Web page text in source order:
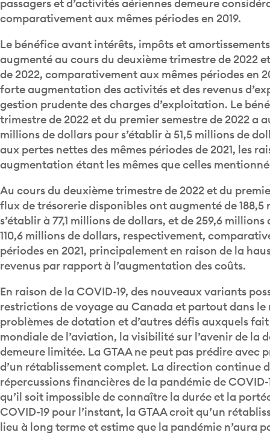
passagers et d’activités aériennes demeure
comparativement aux mêmes périodes en 2019.
Le bénéfice avant intérêts, impôts et
augmenté au cours du deuxième trimestre de 2022
de 2022, comparativement aux mêmes périodes en
forte augmentation des activités et des revenus
gestion prudente des charges d’exploitation. Le
trimestre de 2022 et du premier semestre de 2022 a
millions de dollars pour s’établir à 51,5 millions de
aux pertes nettes des mêmes périodes de 2021, les
augmentation étant les mêmes que celles
Au cours du deuxième trimestre de 2022 et du
flux de trésorerie disponibles ont augmenté de
s’établir à 77,1 millions de dollars, et de 259,6
110,6 millions de dollars, respectivement,
périodes en 2021, principalement en raison de la
revenus par rapport à l’augmentation des coûts.
En raison de la COVID-19, des nouveaux variants
restrictions de voyage au Canada et partout dans le
problèmes de dotation et d’autres défis auxquels
mondiale de l’aviation, la visibilité sur l’avenir de la
demeure limitée. La GTAA ne peut pas prédire avec
d’un rétablissement complet. La direction continue
répercussions financières de la pandémie de
qu’il soit impossible de connaître la durée et la
COVID-19 pour l’instant, la GTAA croit qu’un
lieu à long terme et estime que la pandémie n’aura